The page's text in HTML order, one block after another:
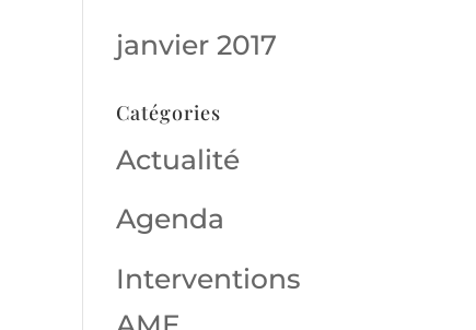
janvier 2017
Catégories
Actualité
Agenda
Interventions